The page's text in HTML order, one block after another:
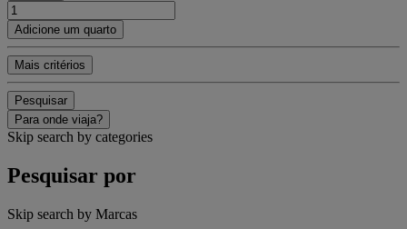
Adicione um quarto
Mais critérios
Pesquisar
Para onde viaja?
Skip search by categories
Pesquisar por
Skip search by Marcas